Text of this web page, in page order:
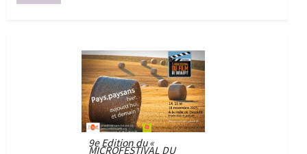
9e Edition du «
MICROFESTIVAL DU